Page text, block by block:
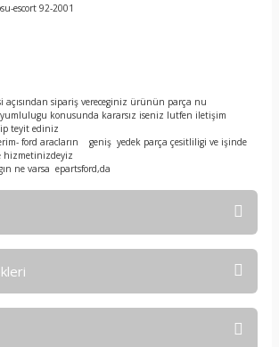
escort 92-2001
açısından sipariş vereceginiz ürünün parça nu
konusunda kararsız iseniz lutfen iletişim
teyit ediniz
ford aracların geniş yedek parça çesitliligi ve işinde
hizmetinizdeyiz
ne varsa epartsford,da